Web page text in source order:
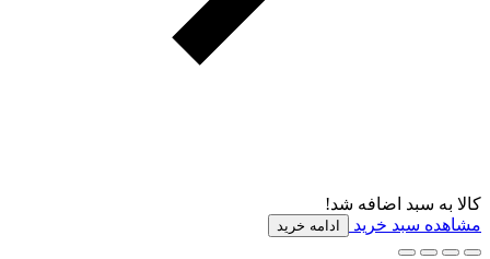
کالا به سبد اضافه شد!
مشاهده سبد خرید
ادامه خرید